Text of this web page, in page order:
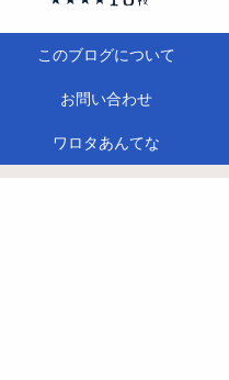
このブログについて
お問い合わせ
ワロタあんてな